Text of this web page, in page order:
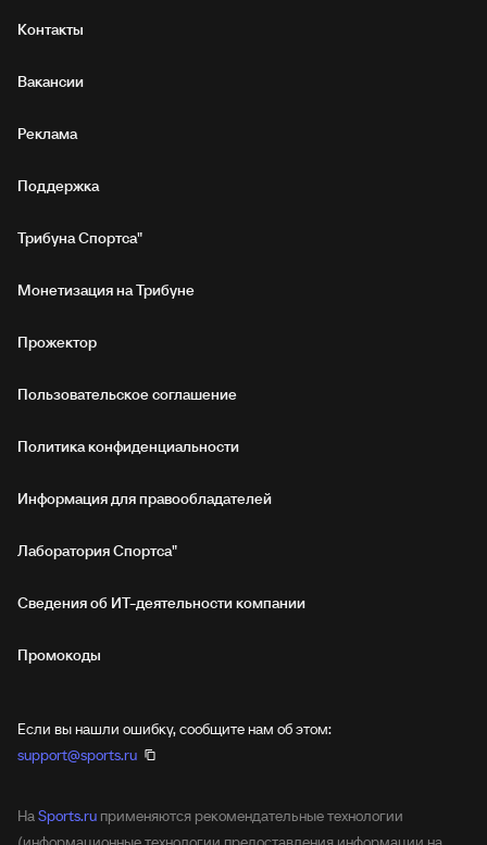
Контакты
Вакансии
Реклама
Поддержка
Трибуна Спортса"
Монетизация на Трибуне
Прожектор
Пользовательское соглашение
Политика конфиденциальности
Информация для правообладателей
Лаборатория Спортса"
Сведения об ИТ‑деятельности компании
Промокоды
Если вы нашли ошибку, сообщите нам об этом:
support@sports.ru
НаSports.ru применяются рекомендательные технологии